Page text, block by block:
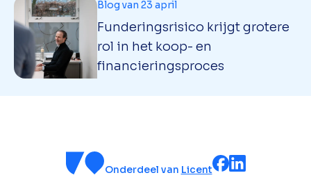
Funderingsrisico krijgt grotere
rol in het koop- en
financieringsproces
Blog van 23 april
Onderdeel van Licent